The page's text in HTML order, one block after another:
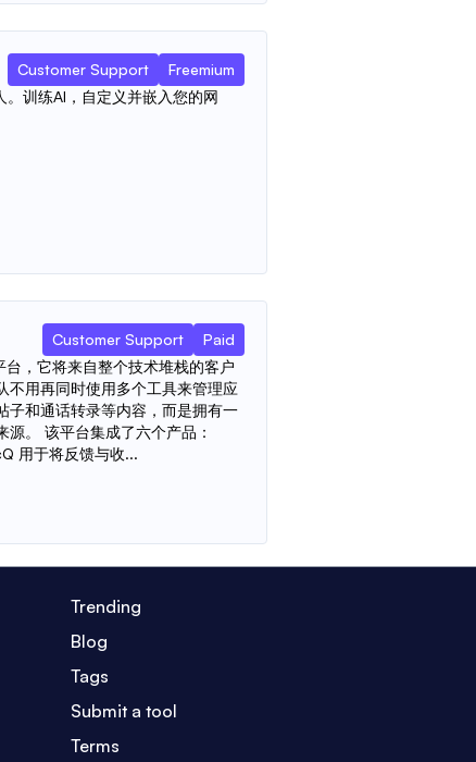
Customer Support
Freemium
训练AI，自定义并嵌入您的网
Customer Support
Paid
，它将来自整个技术堆栈的客户
不用再同时使用多个工具来管理应
子和通话转录等内容，而是拥有一
。 该平台集成了六个产品：
用于将反馈与收...
Trending
Blog
Tags
Submit a tool
Terms